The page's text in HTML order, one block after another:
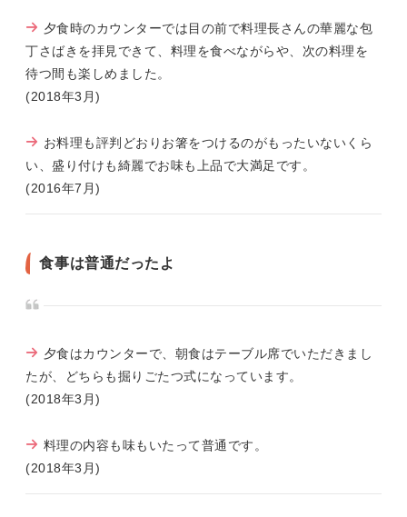
夕食時のカウンターでは目の前で料理長さんの華麗な包
丁さばきを拝見できて、料理を食べながらや、次の料理を
待つ間も楽しめました。
(2018年3月)
お料理も評判どおりお箸をつけるのがもったいないくら
い、盛り付けも綺麗でお味も上品で大満足です。
(2016年7月)
食事は普通だったよ
夕食はカウンターで、朝食はテーブル席でいただきまし
たが、どちらも掘りごたつ式になっています。
(2018年3月)
料理の内容も味もいたって普通です。
(2018年3月)